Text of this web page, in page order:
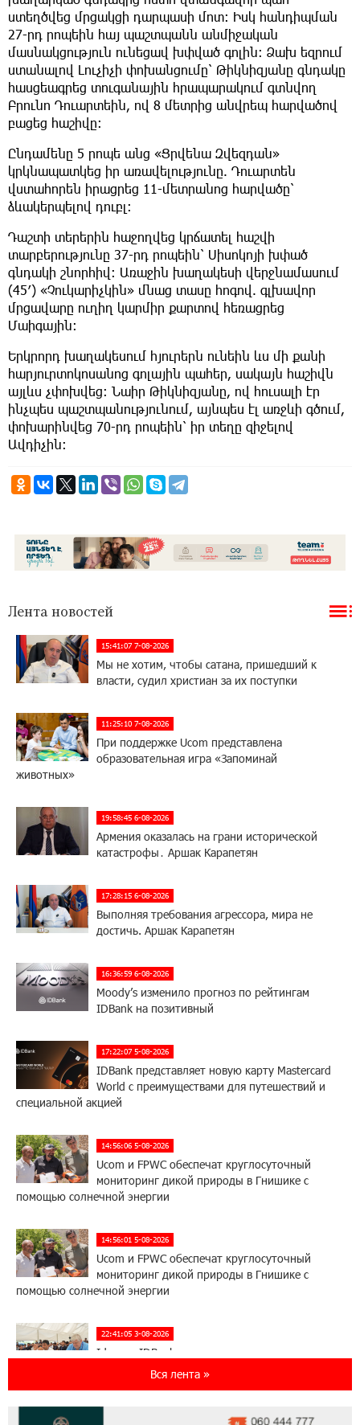
ստեղծվեց մրցակցի դարպասի մոտ։ Իսկ հանդիպման
27-րդ րոպեին հայ պաշտպանն անմիջական
մասնակցություն ունեցավ խփված գոլին: Ձախ եզրում
ստանալով Լուչիչի փոխանցումը՝ Թիկնիզյանը գնդակը
հասցեագրեց տուգանային հրապարակում գտնվող
Բրունո Դուարտեին, ով 8 մետրից անվրեպ հարվածով
բացեց հաշիվը:
Ընդամենը 5 րոպե անց «Ցրվենա Զվեզդան»
կրկնապատկեց իր առավելությունը. Դուարտեն
վստահորեն իրացրեց 11-մետրանոց հարվածը՝
ձևակերպելով դուբլ։
Դաշտի տերերին հաջողվեց կրճատել հաշվի
տարբերությունը 37-րդ րոպեին՝ Սիսոկոյի խփած
գնդակի շնորհիվ: Առաջին խաղակեսի վերջնամասում
(45′) «Չուկարիչկին» մնաց տասը հոգով. գլխավոր
մրցավարը ուղիղ կարմիր քարտով հեռացրեց
Մաիգային:
Երկրորդ խաղակեսում հյուրերն ունեին ևս մի քանի
հարյուրտոկոսանոց գոլային պահեր, սակայն հաշիվն
այլևս չփոխվեց: Նաիր Թիկնիզյանը, ով հուսալի էր
ինչպես պաշտպանությունում, այնպես էլ առջևի գծում,
փոխարինվեց 70-րդ րոպեին՝ իր տեղը զիջելով
Ավդիչին:
Лента новостей
15:41:07 7-08-2026
Мы не хотим, чтобы сатана, пришедший к
власти, судил христиан за их поступки
11:25:10 7-08-2026
При поддержке Ucom представлена
образовательная игра «Запоминай
животных»
19:58:45 6-08-2026
Армения оказалась на грани исторической
катастрофы․ Аршак Карапетян
17:28:15 6-08-2026
Выполняя требования агрессора, мира не
достичь. Аршак Карапетян
16:36:59 6-08-2026
Moody’s изменило прогноз по рейтингам
IDBank на позитивный
17:22:07 5-08-2026
IDBank представляет новую карту Mastercard
World с преимуществами для путешествий и
специальной акцией
14:56:06 5-08-2026
Ucom и FPWC обеспечат круглосуточный
мониторинг дикой природы в Гнишике с
помощью солнечной энергии
14:56:01 5-08-2026
Ucom и FPWC обеспечат круглосуточный
мониторинг дикой природы в Гнишике с
помощью солнечной энергии
22:41:05 3-08-2026
Idram и IDBank - рядом со стартапами на
Seaside Startup Summit
Вся лента »